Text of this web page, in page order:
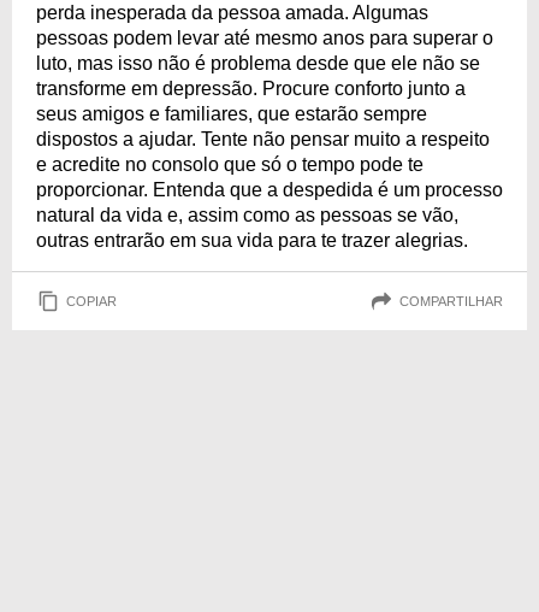
perda inesperada da pessoa amada. Algumas
pessoas podem levar até mesmo anos para superar o
luto, mas isso não é problema desde que ele não se
transforme em depressão. Procure conforto junto a
seus amigos e familiares, que estarão sempre
dispostos a ajudar. Tente não pensar muito a respeito
e acredite no consolo que só o tempo pode te
proporcionar. Entenda que a despedida é um processo
natural da vida e, assim como as pessoas se vão,
outras entrarão em sua vida para te trazer alegrias.
COPIAR COMPARTILHAR